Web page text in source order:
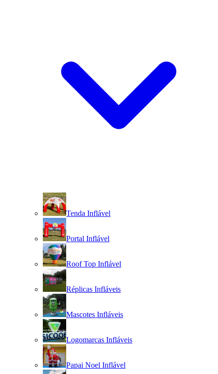
Tenda Inflável
Portal Inflável
Roof Top Inflável
Réplicas Infláveis
Mascotes Infláveis
Logomarcas Infláveis
Papai Noel Inflável